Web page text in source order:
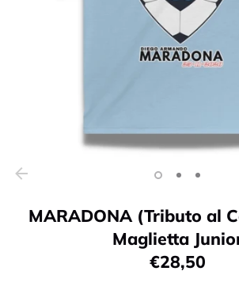
MARADONA (Tributo al
Maglietta
€28,50